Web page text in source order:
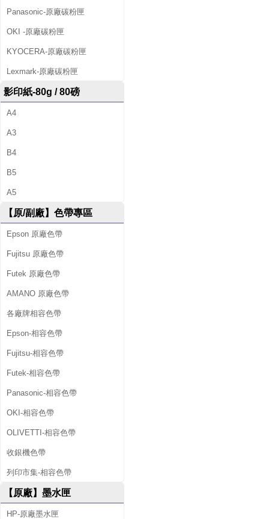
Panasonic-原廠碳粉匣
OKI -原廠碳粉匣
KYOCERA-原廠碳粉匣
Lexmark-原廠碳粉匣
影印紙-80g / 80磅
A4
A3
B4
B5
A5
【原/副廠】色帶專區
Epson 原廠色帶
Fujitsu 原廠色帶
Futek 原廠色帶
AMANO 原廠色帶
各廠牌相容色帶
Epson-相容色帶
Fujitsu-相容色帶
Futek-相容色帶
Panasonic-相容色帶
OKI-相容色帶
OLIVETTI-相容色帶
收銀機色帶
列印市集-相容色帶
【原廠】墨水匣
HP-原廠墨水匣